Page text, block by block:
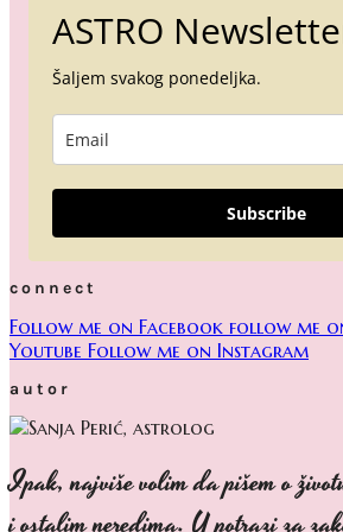
ASTRO
Šaljem svakog ponedeljka.
Subscribe
connect
Follow me on Facebook follow me
Youtube Follow me on Instagram
autor
Ipak, najviše volim da pišem o